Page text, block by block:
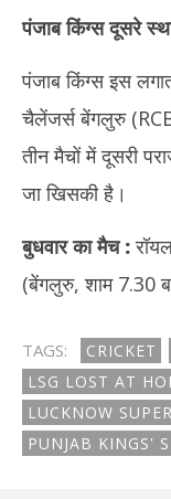
पंजाब किंग्स दूसरे
पंजाब किंग्स इस
चैलेंजर्स बेंगलुरु
तीन मैचों में दूसरी
जा खिसकी है।
बुधवार का मैच :
(बेंगलुरु, शाम 7.30
TAGS: CRICKET
LSG LOST AT
LUCKNOW
PUNJAB KINGS'